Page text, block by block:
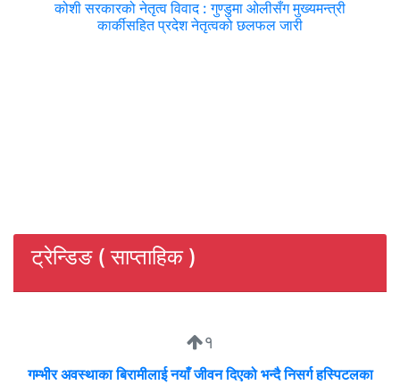
कोशी सरकारको नेतृत्व विवाद : गुण्डुमा ओलीसँग मुख्यमन्त्री
कार्कीसहित प्रदेश नेतृत्वको छलफल जारी
ट्रेन्डिङ ( साप्ताहिक )
१
गम्भीर अवस्थाका बिरामीलाई नयाँ जीवन दिएको भन्दै निसर्ग हस्पिटलका